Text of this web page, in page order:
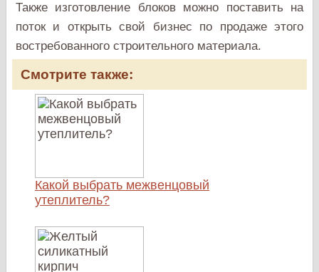
Также изготовление блоков можно поставить на
поток и открыть свой бизнес по продаже этого
востребованного строительного материала.
Смотрите также:
Какой выбрать межвенцовый
утеплитель?